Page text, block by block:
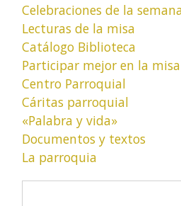
Celebraciones de la
Lecturas de la misa
Catálogo Biblioteca
Participar mejor en la misa
Centro Parroquial
Cáritas parroquial
«Palabra y vida»
Documentos y textos
La parroquia